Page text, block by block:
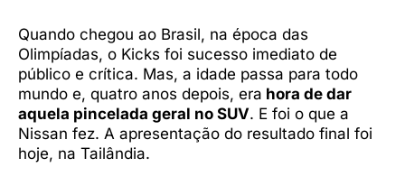
Quando chegou ao Brasil, na época das
Olimpíadas, o Kicks foi sucesso imediato de
público e crítica. Mas, a idade passa para todo
mundo e, quatro anos depois, era hora de dar
aquela pincelada geral no SUV. E foi o que a
Nissan fez. A apresentação do resultado final foi
hoje, na Tailândia.